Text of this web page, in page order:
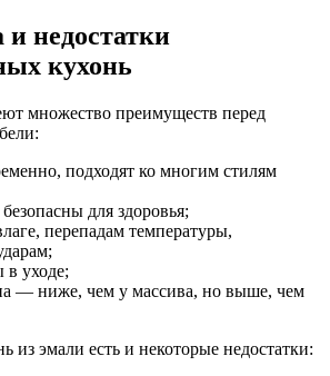
и недостатки
кухонь
множество преимуществ перед
подходят ко многим стилям
для здоровья;
перепадам температуры,
в уходе;
— ниже, чем у массива, но выше, чем
из эмали есть и некоторые недостатки: